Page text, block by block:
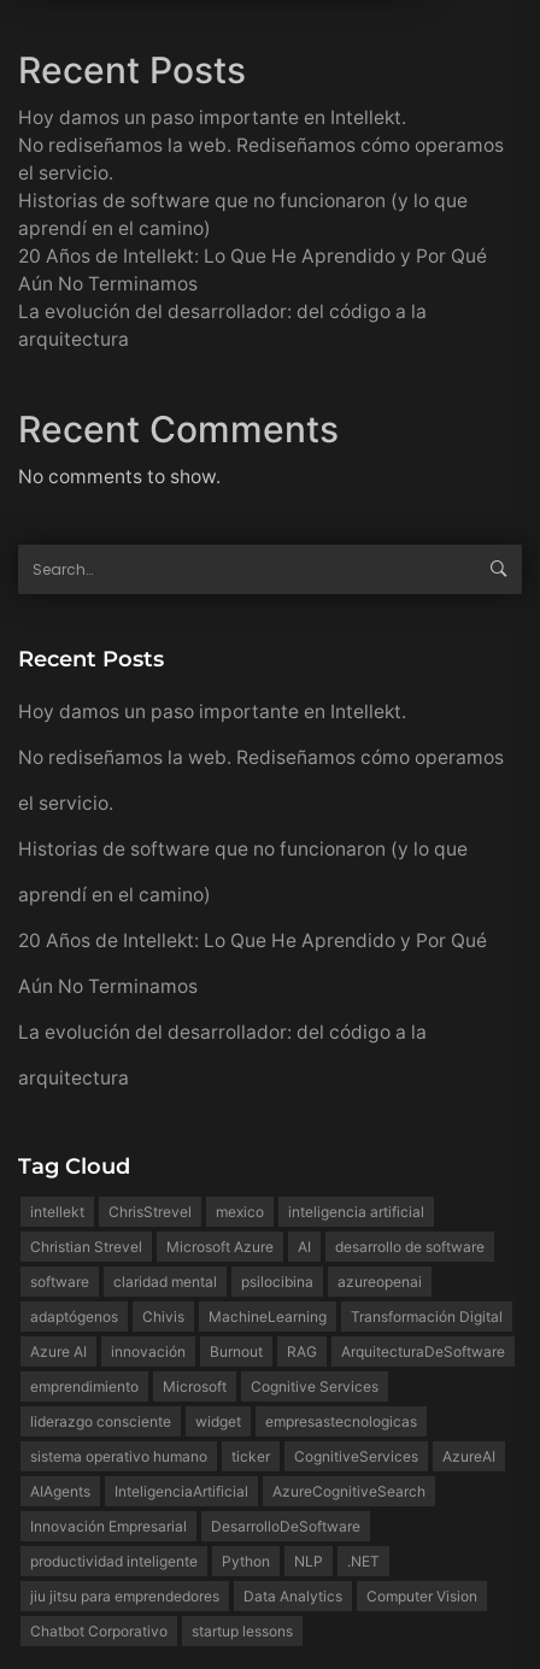
Recent Posts
Hoy damos un paso importante en Intellekt.
No rediseñamos la web. Rediseñamos cómo operamos
el servicio.
Historias de software que no funcionaron (y lo que
aprendí en el camino)
20 Años de Intellekt: Lo Que He Aprendido y Por Qué
Aún No Terminamos
La evolución del desarrollador: del código a la
arquitectura
Recent Comments
No comments to show.
Recent Posts
Hoy damos un paso importante en Intellekt.
No rediseñamos la web. Rediseñamos cómo operamos
el servicio.
Historias de software que no funcionaron (y lo que
aprendí en el camino)
20 Años de Intellekt: Lo Que He Aprendido y Por Qué
Aún No Terminamos
La evolución del desarrollador: del código a la
arquitectura
Tag Cloud
intellekt ChrisStrevel mexico
inteligencia artificial
Christian Strevel
Microsoft Azure AI
desarrollo de software
software
claridad mental psilocibina
azureopenai
adaptógenos
Chivis MachineLearning
Transformación Digital
Azure AI
innovación Burnout RAG
ArquitecturaDeSoftware
emprendimiento
Microsoft
Cognitive Services
liderazgo consciente
widget
empresastecnologicas
sistema operativo humano
ticker CognitiveServices
AzureAI
AIAgents
InteligenciaArtificial
AzureCognitiveSearch
Innovación Empresarial
DesarrolloDeSoftware
productividad inteligente
Python NLP
.NET
jiu jitsu para emprendedores
Data Analytics
Computer Vision
Chatbot Corporativo
startup lessons